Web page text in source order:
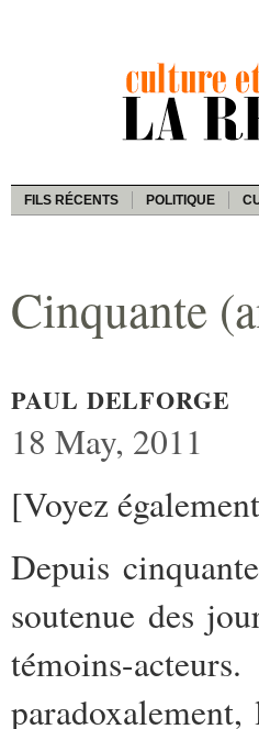
FILS RÉCENTS POLITIQUE
Cinquante
PAUL DELFORGE
18 May, 2011
[Voyez
Depuis
soutenue des
témoins-